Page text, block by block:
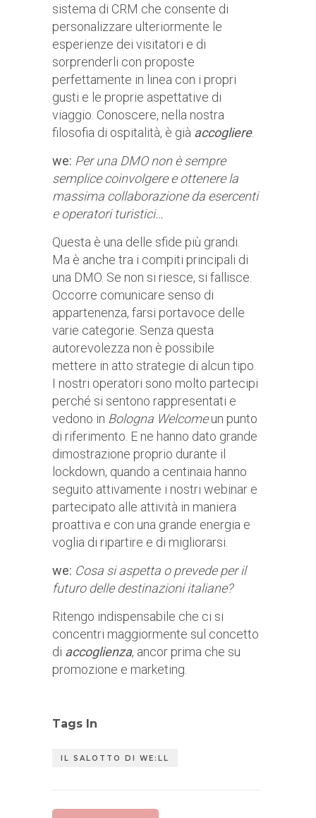
sistema di CRM che consente di
personalizzare ulteriormente le
esperienze dei visitatori e di
sorprenderli con proposte
perfettamente in linea con i propri
gusti e le proprie aspettative di
viaggio. Conoscere, nella nostra
filosofia di ospitalità, è già accogliere.
we: Per una DMO non è sempre
semplice coinvolgere e ottenere la
massima collaborazione da esercenti
e operatori turistici…
Questa è una delle sfide più grandi.
Ma è anche tra i compiti principali di
una DMO. Se non si riesce, si fallisce.
Occorre comunicare senso di
appartenenza, farsi portavoce delle
varie categorie. Senza questa
autorevolezza non è possibile
mettere in atto strategie di alcun tipo.
I nostri operatori sono molto partecipi
perché si sentono rappresentati e
vedono in Bologna Welcomeun punto
di riferimento. E ne hanno dato grande
dimostrazione proprio durante il
lockdown, quando a centinaia hanno
seguito attivamente i nostri webinar e
partecipato alle attività in maniera
proattiva e con una grande energia e
voglia di ripartire e di migliorarsi.
we: Cosa si aspetta o prevede per il
futuro delle destinazioni italiane?
Ritengo indispensabile che ci si
concentri maggiormente sul concetto
di accoglienza, ancor prima che su
promozione e marketing.
Tags In
IL SALOTTO DI WE:LL